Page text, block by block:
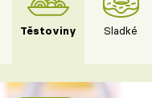
Těstoviny Sladké